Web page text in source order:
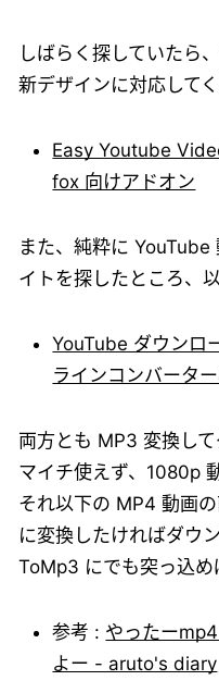
しばらく探していたら
新デザインに対応してく
Easy Youtube
fox 向けアドオン
また、純粋に
イトを探したところ、
YouTube ダウンロ
ラインコンバータ
両方とも MP3 変換し
マイチ使えず、1080p
それ以下の MP4 動画
に変換したければダウ
ToMp3 にでも突っ込め
参考 : やったー
よー - aruto's diary